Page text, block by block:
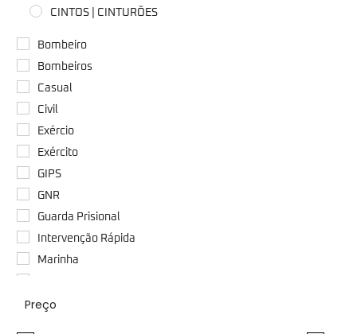
CINTOS | CINTURÕES
Bombeiro
Bombeiros
Casual
Civil
Exércio
Exército
GIPS
GNR
Guarda Prisional
Intervenção Rápida
Marinha
Outros
Preço